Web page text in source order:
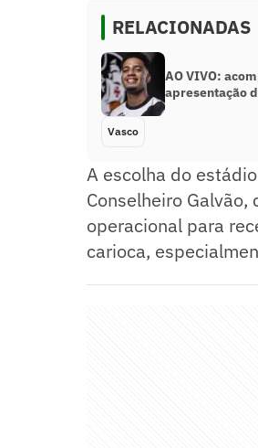
RELACIONADAS
AO VIVO:
apresentação
Vasco
A escolha do
Conselheiro
operacional para
carioca,